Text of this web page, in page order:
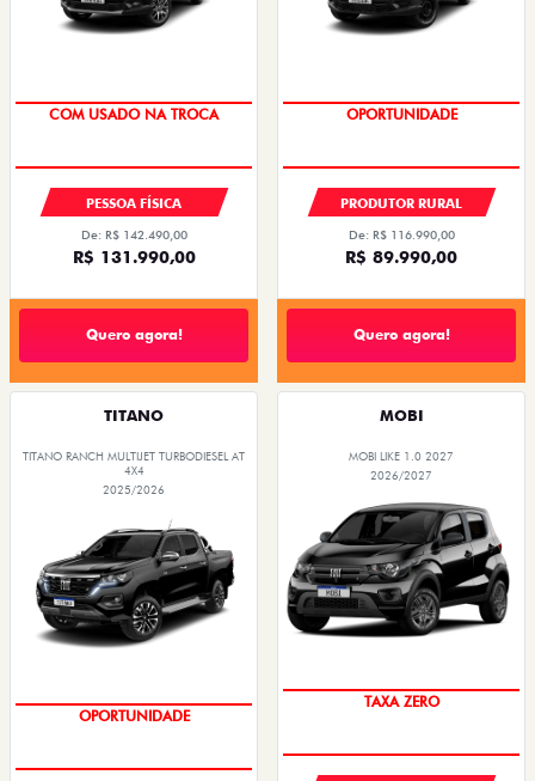
COM USADO NA TROCA
PESSOA FÍSICA
De: R$ 142.490,00
R$ 131.990,00
Quero agora!
TAXA ZERO
PRODUTOR RURAL
De: R$ 116.990,00
R$ 89.990,00
Quero agora!
TITANO
TITANO RANCH MULTIJET TURBODIESEL AT
4X4
2025/2026
OPORTUNIDADE
MOBI
MOBI LIKE 1.0 2027
2026/2027
OPORTUNIDADE